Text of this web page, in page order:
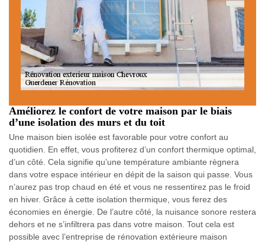
Améliorez le confort de votre maison par le biais
d’une isolation des murs et du toit
Une maison bien isolée est favorable pour votre confort au
quotidien. En effet, vous profiterez d’un confort thermique optimal,
d’un côté. Cela signifie qu’une température ambiante règnera
dans votre espace intérieur en dépit de la saison qui passe. Vous
n’aurez pas trop chaud en été et vous ne ressentirez pas le froid
en hiver. Grâce à cette isolation thermique, vous ferez des
économies en énergie. De l’autre côté, la nuisance sonore restera
dehors et ne s’infiltrera pas dans votre maison. Tout cela est
possible avec l’entreprise de rénovation extérieure maison